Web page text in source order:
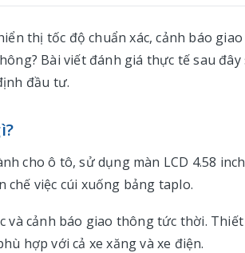
thị tốc độ chuẩn xác, cảnh báo giao
Bài viết đánh giá thực tế sau đây
đầu tư.
cho ô tô, sử dụng màn LCD 4.58 inch
việc cúi xuống bảng taplo.
và cảnh báo giao thông tức thời.
hợp với cả xe xăng và xe điện.